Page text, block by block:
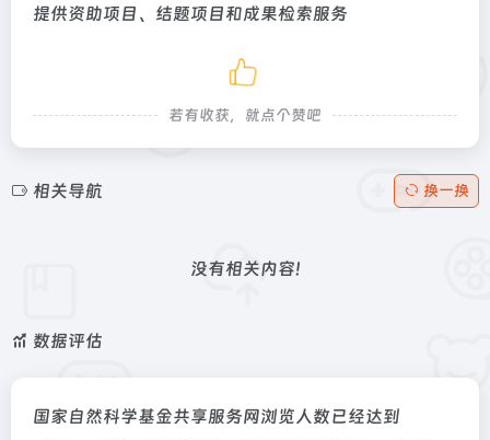
提供资助项目、结题项目和成果检索服务
若有收获，就点个赞吧
相关导航 换一换
没有相关内容!
数据评估
国家自然科学基金共享服务网浏览人数已经达到